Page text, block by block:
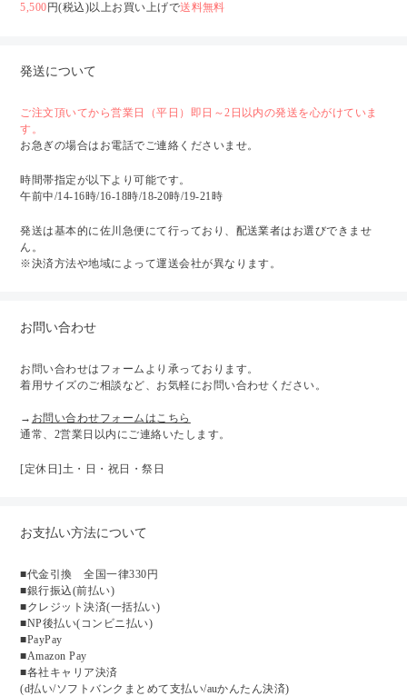
5,500 円(税込)以上お買い上げで送料無料
発送について
ご注文頂いてから営業日（平日）即日～2日以内の発送を心がけていま
す。
お急ぎの場合はお電話でご連絡くださいませ。
時間帯指定が以下より可能です。
午前中/14-16時/16-18時/18-20時/19-21時
発送は基本的に佐川急便にて行っており、配送業者はお選びできませ
ん。
※決済方法や地域によって運送会社が異なります。
お問い合わせ
お問い合わせはフォームより承っております。
着用サイズのご相談など、お気軽にお問い合わせください。
→ お問い合わせフォームはこちら
通常、2営業日以内にご連絡いたします。
[定休日]土・日・祝日・祭日
お支払い方法について
■代金引換 全国一律330円
■銀行振込(前払い)
■クレジット決済(一括払い)
■NP後払い(コンビニ払い)
■PayPay
■Amazon Pay
■各社キャリア決済
(d払い/ソフトバンクまとめて支払い/auかんたん決済)